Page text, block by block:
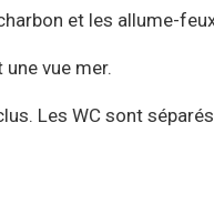
et les allume-
vue mer.
Les WC sont